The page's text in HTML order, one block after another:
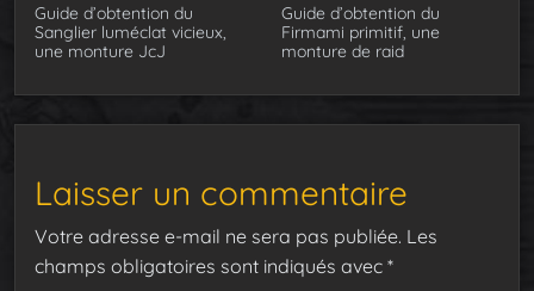
Guide d’obtention du
Sanglier luméclat vicieux,
une monture JcJ
Guide d’obtention du
Firmami primitif, une
monture de raid
Laisser un commentaire
Votre adresse e-mail ne sera pas publiée. Les
champs obligatoires sont indiqués avec *